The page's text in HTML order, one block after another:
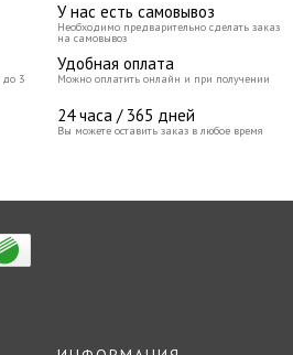
У нас есть самовывоз
Необходимо предварительно сделать заказ
на самовывоз
до 3
Удобная оплата
Можно оплатить онлайн и при получении
24 часа / 365 дней
Вы можете оставить заказ в любое время